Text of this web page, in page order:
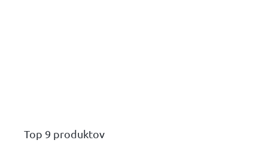
Top 9 produktov